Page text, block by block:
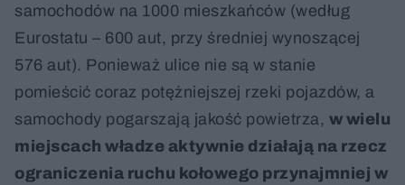
samochodów na 1000 mieszkańców (według
Eurostatu – 600 aut, przy średniej wynoszącej
576 aut). Ponieważ ulice nie są w stanie
pomieścić coraz potężniejszej rzeki pojazdów, a
samochody pogarszają jakość powietrza, w wielu
miejscach władze aktywnie działają na rzecz
ograniczenia ruchu kołowego przynajmniej w